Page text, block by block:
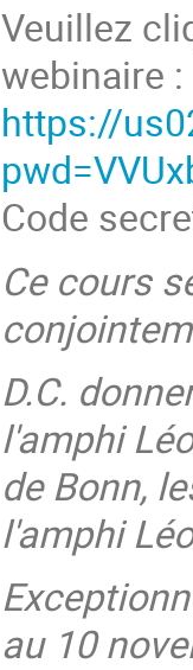
Veuillez
webinaire :
https://
Code
Ce cours
D.C.
l'amphi
de Bonn,
l'amphi
au 10